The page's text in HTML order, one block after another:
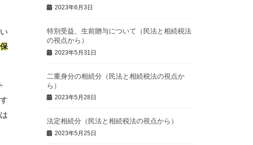
2023年6月3日
特別受益、生前贈与について（民法と相続税法
の視点から）
2023年5月31日
二重身分の相続分（民法と相続税法の視点か
ら）
2023年5月28日
法定相続分（民法と相続税法の視点から）
2023年5月25日